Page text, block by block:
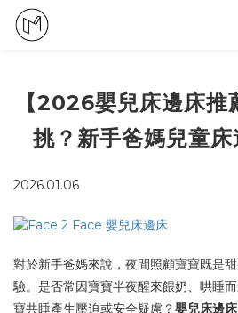
【2026嬰兒床邊床推
挑？新手爸媽兒童
2026.01.06
對於新手爸媽來說，夜間照顧寶寶既是
驗。是否常因寶寶半夜醒來餵奶、哄睡
寶共睡產生壓迫或安全疑慮？嬰兒床邊床